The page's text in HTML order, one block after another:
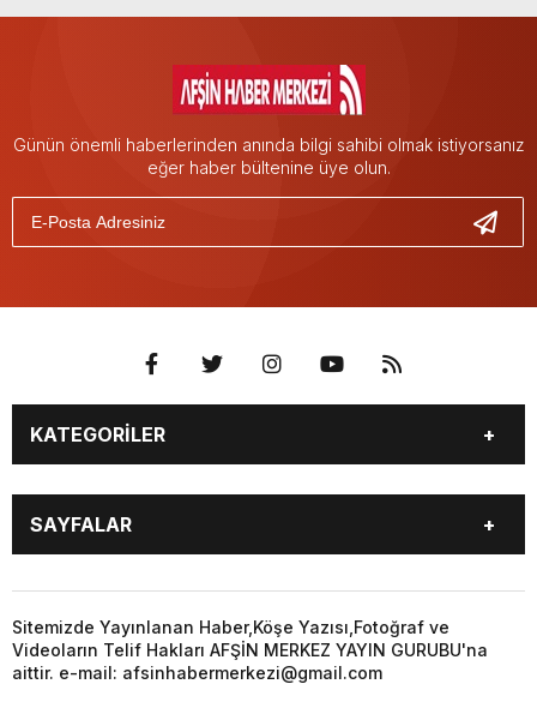
Günün önemli haberlerinden anında bilgi sahibi olmak istiyorsanız
eğer haber bültenine üye olun.
KATEGORİLER
EĞİTİM
EKONOMİ
GÜNCEL
SİYASET
YEREL HABERLER
KÜNYE
…
3. SAYFA
KÜLTÜR
SAYFALAR
GÜNCEL
ÖZEL HABER
SİYASET
YEREL HABERLER
KÜNYE
…
Sitemizde Yayınlanan Haber,Köşe Yazısı,Fotoğraf ve
Videoların Telif Hakları AFŞİN MERKEZ YAYIN GURUBU'na
aittir. e-mail: afsinhabermerkezi@gmail.com